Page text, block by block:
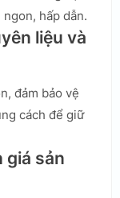
hấp dẫn.
liệu và
đảm bảo vệ
cách để giữ
giá sản